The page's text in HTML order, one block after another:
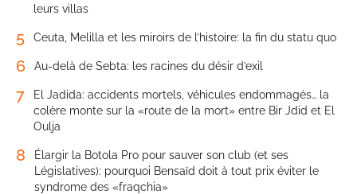
leurs villas
5 Ceuta, Melilla et les miroirs de l’histoire: la fin du statu quo
6 Au-delà de Sebta: les racines du désir d’exil
7
El Jadida: accidents mortels, véhicules endommagés… la
colère monte sur la «route de la mort» entre Bir Jdid et El
Oulja
8
Élargir la Botola Pro pour sauver son club (et ses
Législatives): pourquoi Bensaïd doit à tout prix éviter le
syndrome des «fraqchia»